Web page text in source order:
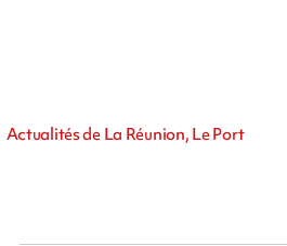
Actualités de La Réunion, Le Port